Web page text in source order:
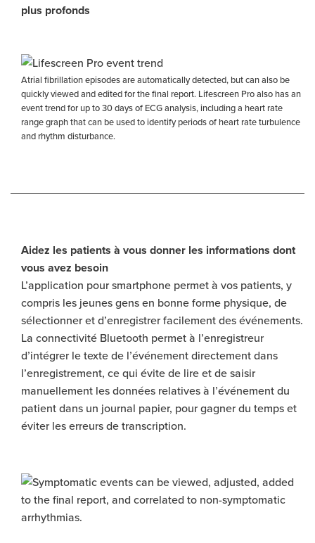
plus profonds
Atrial fibrillation episodes are automatically detected, but can also be
quickly viewed and edited for the final report. Lifescreen Pro also has an
event trend for up to 30 days of ECG analysis, including a heart rate
range graph that can be used to identify periods of heart rate turbulence
and rhythm disturbance.
Aidez les patients à vous donner les informations dont
vous avez besoin
L’application pour smartphone permet à vos patients, y
compris les jeunes gens en bonne forme physique, de
sélectionner et d’enregistrer facilement des événements.
La connectivité Bluetooth permet à l’enregistreur
d’intégrer le texte de l’événement directement dans
l’enregistrement, ce qui évite de lire et de saisir
manuellement les données relatives à l’événement du
patient dans un journal papier, pour gagner du temps et
éviter les erreurs de transcription.